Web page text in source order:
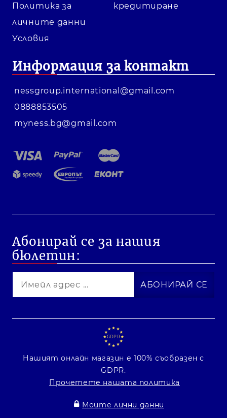
Политика за
личните данни
Условия
кредитиране
Информация за контакт
nessgroup.international@gmail.com
0888853505
myness.bg@gmail.com
Абонирай се за нашия
бюлетин:
GDPR
Нашият онлайн магазин е 100% съобразен с
GDPR.
Прочетете нашата политика
Моите лични данни